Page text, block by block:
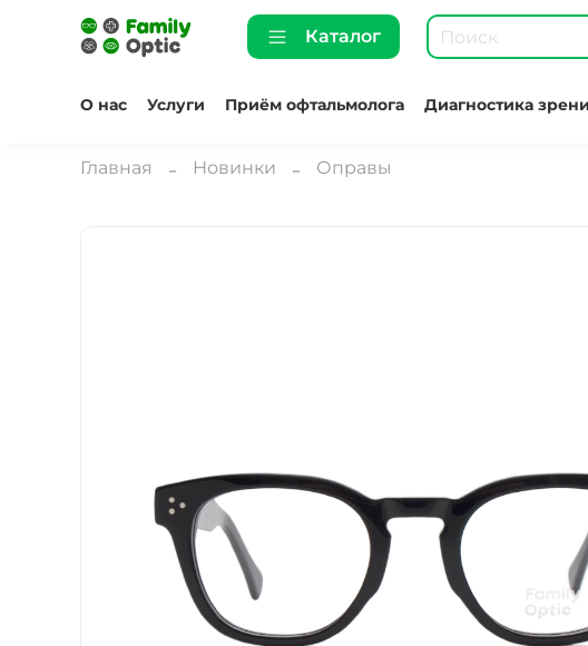
Каталог
О нас Услуги Приём офтальмолога Диагностика
Главная Новинки Оправы